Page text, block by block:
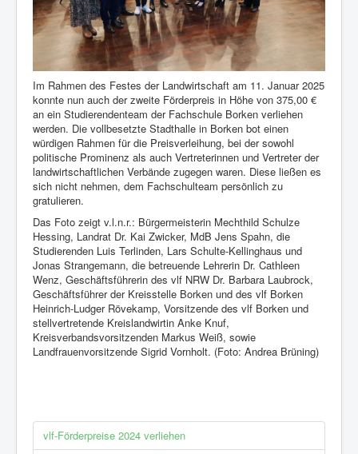
Im Rahmen des Festes der Landwirtschaft am 11. Januar 2025
konnte nun auch der zweite Förderpreis in Höhe von 375,00 €
an ein Studierendenteam der Fachschule Borken verliehen
werden. Die vollbesetzte Stadthalle in Borken bot einen
würdigen Rahmen für die Preisverleihung, bei der sowohl
politische Prominenz als auch Vertreterinnen und Vertreter der
landwirtschaftlichen Verbände zugegen waren. Diese ließen es
sich nicht nehmen, dem Fachschulteam persönlich zu
gratulieren.
Das Foto zeigt v.l.n.r.: Bürgermeisterin Mechthild Schulze
Hessing, Landrat Dr. Kai Zwicker, MdB Jens Spahn, die
Studierenden Luis Terlinden, Lars Schulte-Kellinghaus und
Jonas Strangemann, die betreuende Lehrerin Dr. Cathleen
Wenz, Geschäftsführerin des vlf NRW Dr. Barbara Laubrock,
Geschäftsführer der Kreisstelle Borken und des vlf Borken
Heinrich-Ludger Rövekamp, Vorsitzende des vlf Borken und
stellvertretende Kreislandwirtin Anke Knuf,
Kreisverbandsvorsitzenden Markus Weiß, sowie
Landfrauenvorsitzende Sigrid Vornholt. (Foto: Andrea Brüning)
vlf-Förderpreise 2024 verliehen